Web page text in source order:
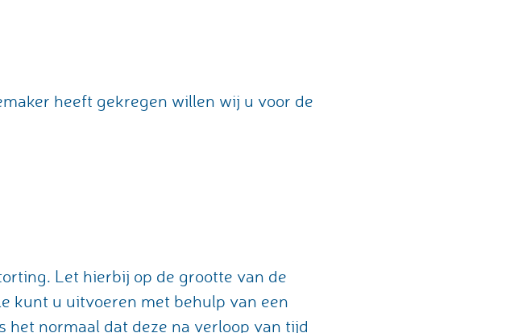
heeft gekregen willen wij u voor de
Let hierbij op de grootte van de
kunt u uitvoeren met behulp van een
normaal dat deze na verloop van tijd